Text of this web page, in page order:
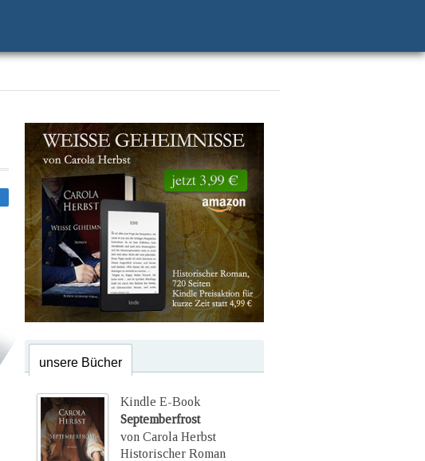
unsere Bücher
Kindle E-Book
Septemberfrost
von Carola Herbst
Historischer Roman